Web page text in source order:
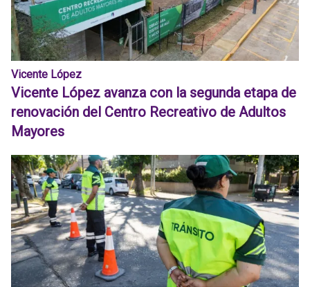
Vicente López
Vicente López avanza con la segunda etapa de
renovación del Centro Recreativo de Adultos
Mayores